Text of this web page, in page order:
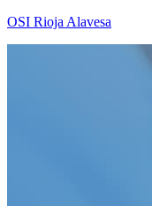
OSI Rioja Alavesa